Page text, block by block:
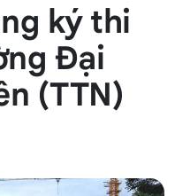
ký thi
Đại
(TTN)